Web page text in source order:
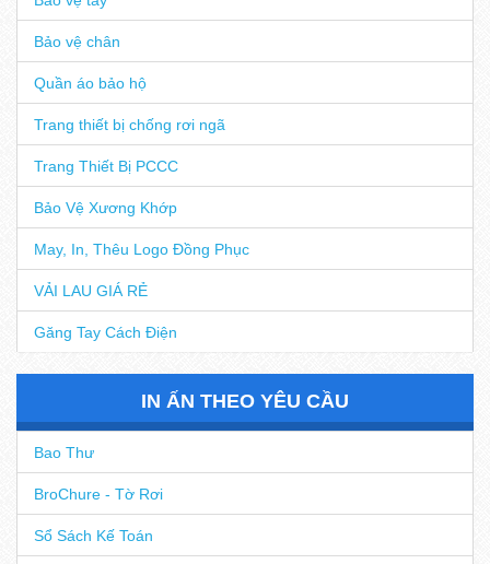
Bảo vệ chân
Quần áo bảo hộ
Trang thiết bị chống rơi ngã
Trang Thiết Bị PCCC
Bảo Vệ Xương Khớp
May, In, Thêu Logo Đồng Phục
VẢI LAU GIÁ RẺ
Găng Tay Cách Điện
IN ẤN THEO YÊU CẦU
Bao Thư
BroChure - Tờ Rơi
Sổ Sách Kế Toán